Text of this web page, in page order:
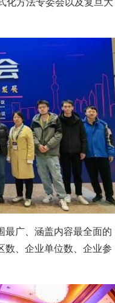
化方法专委会以及复旦大
最广、涵盖内容最全面的
数、企业单位数、企业参